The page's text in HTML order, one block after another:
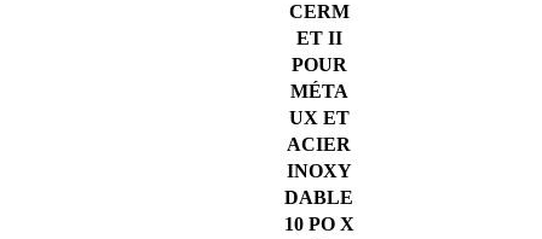
CERM
ET II
POUR
MÉTA
UX ET
ACIER
INOXY
DABLE
10 PO X